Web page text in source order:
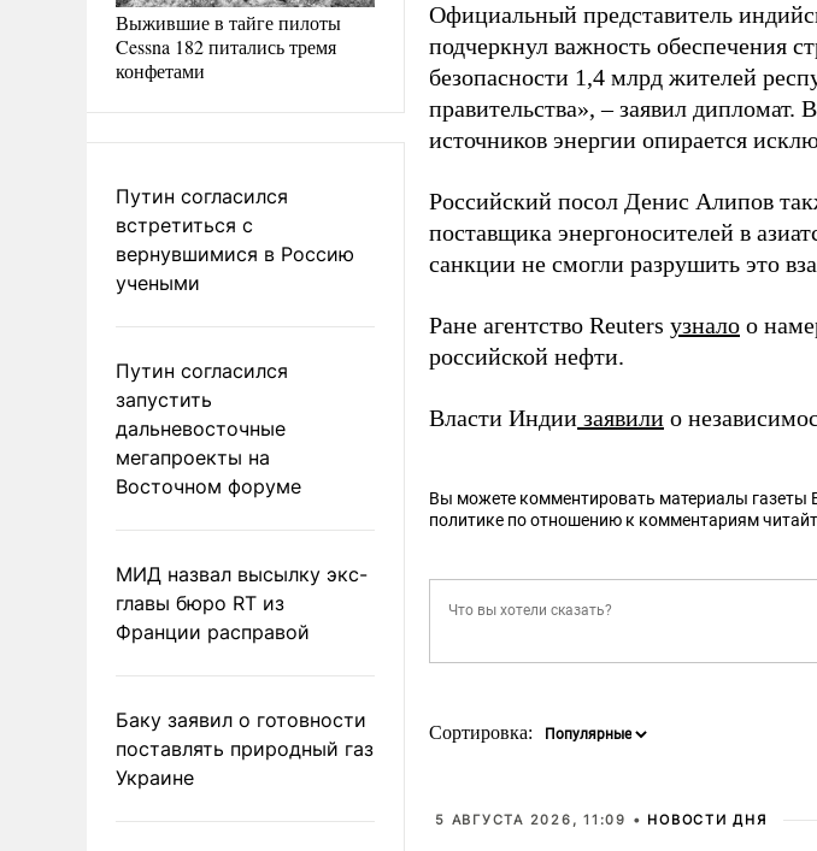
Выжившие в тайге пилоты
Cessna 182 питались тремя
конфетами
Путин согласился
встретиться с
вернувшимися в Россию
учеными
Путин согласился
запустить
дальневосточные
мегапроекты на
Восточном форуме
МИД назвал высылку экс-
главы бюро RT из
Франции расправой
Баку заявил о готовности
поставлять природный газ
Украине
Официальный представитель
подчеркнул важность обеспечения
безопасности 1,4 млрд жителей
правительства», – заявил
источников энергии опирается
Российский посол Денис Алипов
поставщика энергоносителей в
санкции не смогли разрушить это
Ране агентство Reuters узнало о
российской нефти.
Власти Индии заявили о
Вы можете комментировать материалы газеты
политике по отношению к комментариям
Сортировка:
5 АВГУСТА 2026, 11:09 • НОВОСТИ ДНЯ